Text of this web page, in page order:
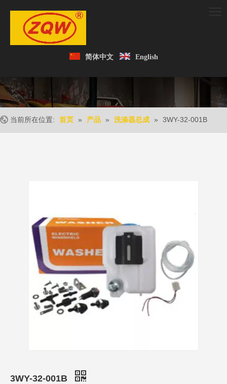
简体中文 English
当前所在位置: 首页 » 产品 » 洗涤器总成 » 3WY-32-001B
3WY-32-001B